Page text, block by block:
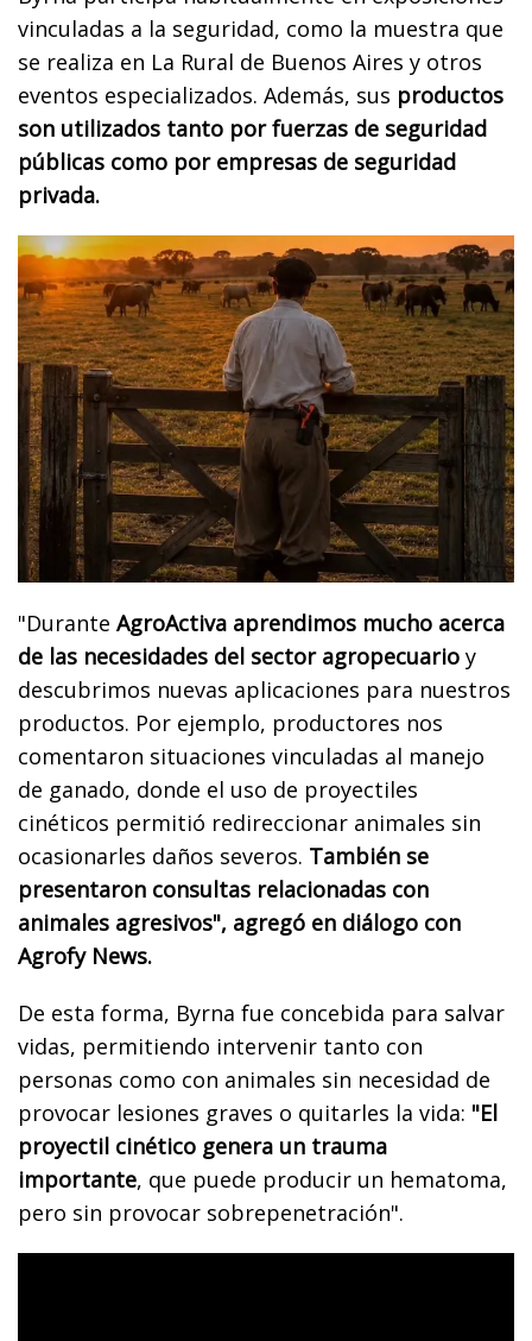
vinculadas a la seguridad, como la muestra que
se realiza en La Rural de Buenos Aires y otros
eventos especializados. Además, sus productos
son utilizados tanto por fuerzas de seguridad
públicas como por empresas de seguridad
privada.
"Durante AgroActiva aprendimos mucho acerca
de las necesidades del sector agropecuario y
descubrimos nuevas aplicaciones para nuestros
productos. Por ejemplo, productores nos
comentaron situaciones vinculadas al manejo
de ganado, donde el uso de proyectiles
cinéticos permitió redireccionar animales sin
ocasionarles daños severos. También se
presentaron consultas relacionadas con
animales agresivos", agregó en diálogo con
Agrofy News.
De esta forma, Byrna fue concebida para salvar
vidas, permitiendo intervenir tanto con
personas como con animales sin necesidad de
provocar lesiones graves o quitarles la vida: "El
proyectil cinético genera un trauma
importante, que puede producir un hematoma,
pero sin provocar sobrepenetración".